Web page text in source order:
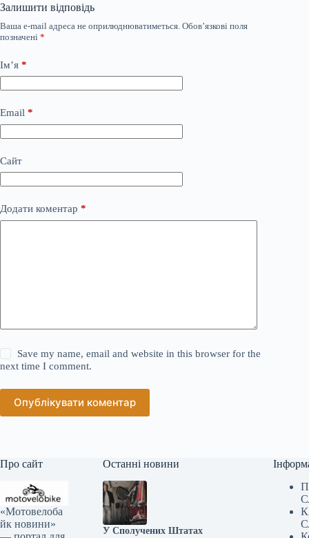
Залишити відповідь
Ваша e-mail адреса не оприлюднюватиметься. Обов’язкові поля
позначені *
Ім’я *
Email *
Сайт
Додати коментар *
Save my name, email and website in this browser for the
next time I comment.
Опублікувати коментар
Про сайт
«Мотовелоба
йк новини»
Останні новини
У Сполучених Штатах